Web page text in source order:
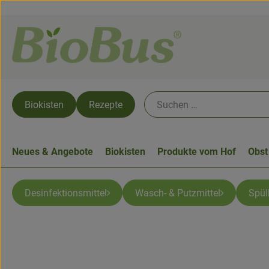
Biokisten Rezepte
Neues & Angebote Biokisten Produkte vom Hof
Desinfektionsmittel Wasch- & Putzmittel